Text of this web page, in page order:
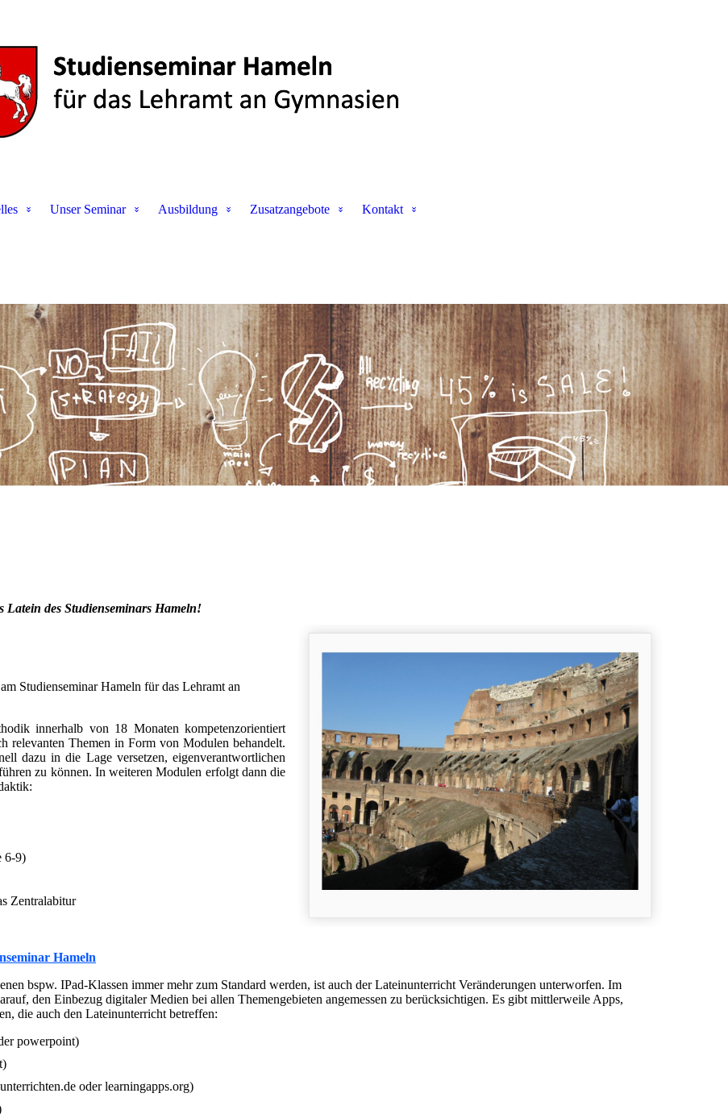
Unser Seminar Ausbildung Zusatzangebote Kontakt
Latein des Studienseminars Hameln!
Studienseminar Hameln für das Lehramt an
innerhalb von 18 Monaten kompetenzorientiert
relevanten Themen in Form von Modulen behandelt.
dazu in die Lage versetzen, eigenverantwortlichen
zu können. In weiteren Modulen erfolgt dann die
6-9)
Zentralabitur
Hameln
bspw. IPad-Klassen immer mehr zum Standard werden, ist auch der Lateinunterricht Veränderungen unterworfen. Im
den Einbezug digitaler Medien bei allen Themengebieten angemessen zu berücksichtigen. Es gibt mittlerweile Apps,
die auch den Lateinunterricht betreffen:
powerpoint)
oder learningapps.org)